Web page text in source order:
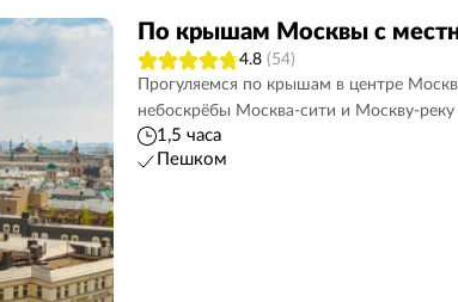
По крышам Москвы с
4.8 (54)
Прогуляемся по крышам в центре
небоскрёбы Москва-сити и Москву-реку
1,5 часа
Пешком